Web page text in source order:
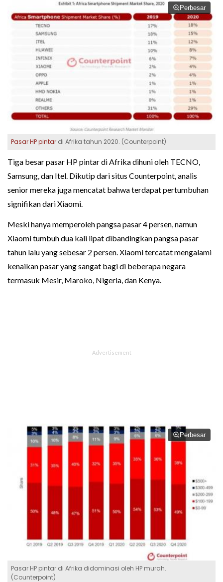
Perbesar
Pasar HP pintar di Afrika tahun 2020. (Counterpoint)
Tiga besar pasar HP pintar di Afrika dihuni oleh TECNO,
Samsung, dan Itel. Dikutip dari situs Counterpoint, analis
senior mereka juga mencatat bahwa terdapat pertumbuhan
signifikan dari Xiaomi.
Meski hanya memperoleh pangsa pasar 4 persen, namun
Xiaomi tumbuh dua kali lipat dibandingkan pangsa pasar
tahun lalu yang sebesar 2 persen. Xiaomi tercatat mengalami
kenaikan pasar yang sangat bagi di beberapa negara
termasuk Mesir, Maroko, Nigeria, dan Kenya.
Perbesar
Pasar HP pintar di Afrika didominasi oleh HP murah.
(Counterpoint)